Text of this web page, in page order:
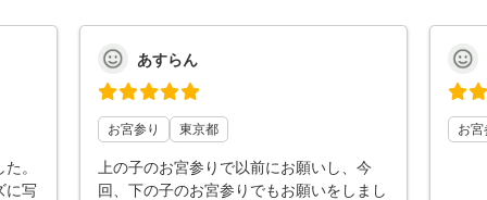
。
に写
あすらん
お宮参り 東京都
上の子のお宮参りで以前にお願いし、今
回、下の子のお宮参りでもお願いをしまし
お